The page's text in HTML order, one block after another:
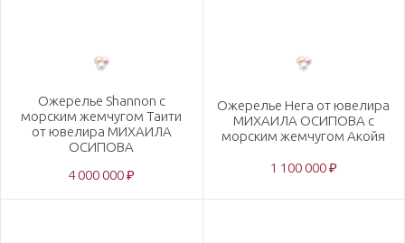
Ожерелье Shannon с
морским жемчугом Таити
от ювелира МИХАИЛА
ОСИПОВА
4 000 000 ₽
Ожерелье Нега от ювелира
МИХАИЛА ОСИПОВА с
морским жемчугом Акойя
1 100 000 ₽